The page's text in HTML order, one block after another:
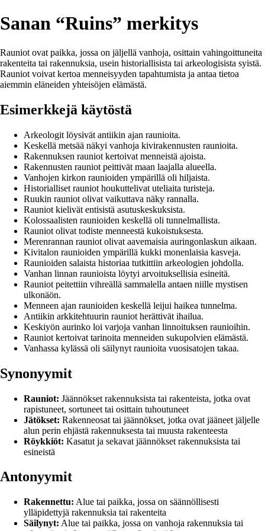
Sanan “Ruins” merkitys
Rauniot ovat paikka, jossa on jäljellä vanhoja, osittain vahingoittuneita
rakenteita tai rakennuksia, usein historiallisista tai arkeologisista syistä.
Rauniot voivat kertoa menneisyyden tapahtumista ja antaa tietoa
aiemmin eläneiden yhteisöjen elämästä.
Esimerkkejä käytöstä
Arkeologit löysivät antiikin ajan raunioita.
Keskellä metsää näkyi vanhoja kivirakennusten raunioita.
Rakennuksen rauniot kertoivat menneistä ajoista.
Rakennusten rauniot peittivät maan laajalla alueella.
Vanhojen kirkon raunioiden ympärillä oli hiljaista.
Historialliset rauniot houkuttelivat uteliaita turisteja.
Ruukin rauniot olivat vaikuttava näky rannalla.
Rauniot kielivät entisistä asutuskeskuksista.
Kolossaalisten raunioiden keskellä oli tunnelmallista.
Rauniot olivat todiste menneestä kukoistuksesta.
Merenrannan rauniot olivat aavemaisia auringonlaskun aikaan.
Kivitalon raunioiden ympärillä kukki monenlaisia kasveja.
Raunioiden salaista historiaa tutkittiin arkeologien johdolla.
Vanhan linnan raunioista löytyi arvoituksellisia esineitä.
Rauniot peitettiin vihreällä sammalella antaen niille mystisen
ulkonäön.
Menneen ajan raunioiden keskellä leijui haikea tunnelma.
Antiikin arkkitehtuurin rauniot herättivät ihailua.
Keskiyön aurinko loi varjoja vanhan linnoituksen raunioihin.
Rauniot kertoivat tarinoita menneiden sukupolvien elämästä.
Vanhassa kylässä oli säilynyt raunioita vuosisatojen takaa.
Synonyymit
Rauniot: Jäännökset rakennuksista tai rakenteista, jotka ovat
rapistuneet, sortuneet tai osittain tuhoutuneet
Jätökset: Rakenneosat tai jäännökset, jotka ovat jääneet jäljelle
alun perin ehjästä rakennuksesta tai muusta rakenteesta
Röykkiöt: Kasatut ja sekavat jäännökset rakennuksista tai
esineistä
Antonyymit
Rakennettu: Alue tai paikka, jossa on säännöllisesti
ylläpidettyjä rakennuksia tai rakenteita
Säilynyt: Alue tai paikka, jossa on vanhoja rakennuksia tai